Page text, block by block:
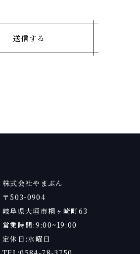
株式会社やまぶん
〒503-0904
岐阜県大垣市桐ヶ崎町63
営業時間:9:00~19:00
定休日:水曜日